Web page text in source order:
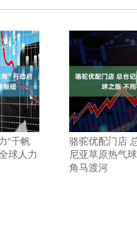
“千帆
球人力
骆驼优配门店
尼亚草原热气
角马渡河